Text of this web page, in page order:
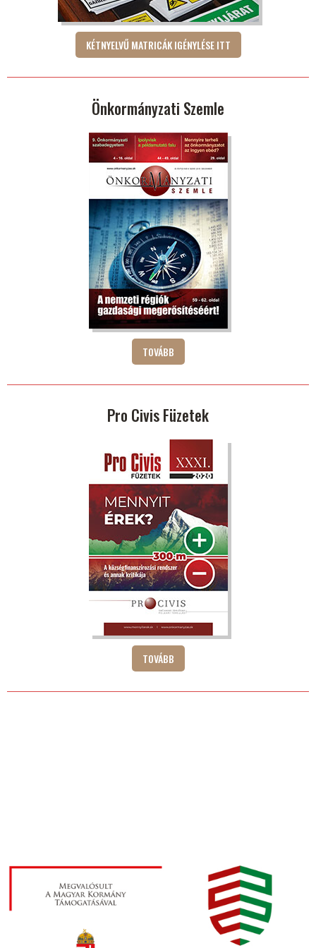
KÉTNYELVŰ MATRICÁK IGÉNYLÉSE ITT
Önkormányzati Szemle
TOVÁBB
Pro Civis Füzetek
TOVÁBB